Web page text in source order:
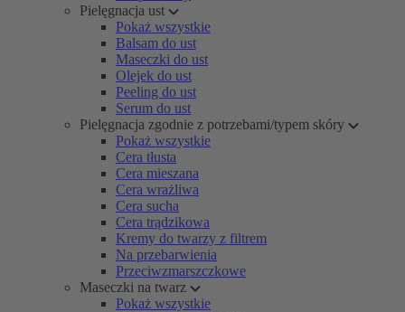
Pielęgnacja ust
Pokaż wszystkie
Balsam do ust
Maseczki do ust
Olejek do ust
Peeling do ust
Serum do ust
Pielęgnacja zgodnie z potrzebami/typem skóry
Pokaż wszystkie
Cera tłusta
Cera mieszana
Cera wrażliwa
Cera sucha
Cera trądzikowa
Kremy do twarzy z filtrem
Na przebarwienia
Przeciwzmarszczkowe
Maseczki na twarz
Pokaż wszystkie